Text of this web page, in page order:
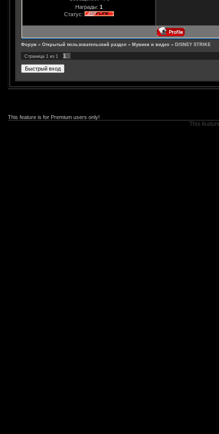
Награды: 1
Статус:
Форум » Открытый пользовательский раздел » Мувики и видео » DISNEY STRIKE
Страница 1 из 1 1
This feature is for Premium users only!
This